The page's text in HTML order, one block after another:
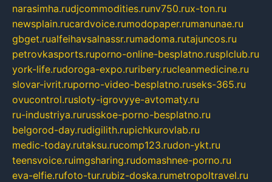
narasimha.rudjcommodities.runv750.rux-ton.ru
newsplain.rucardvoice.rumodopaper.rumanunae.ru
gbget.rualfeihavsalnassr.rumadoma.rutajuncos.ru
petrovkasports.ruporno-online-besplatno.rusplclub.ru
york-life.rudoroga-expo.ruribery.rucleanmedicine.ru
slovar-ivrit.ruporno-video-besplatno.ruseks-365.ru
ovucontrol.rusloty-igrovyye-avtomaty.ru
ru-industriya.rurusskoe-porno-besplatno.ru
belgorod-day.rudigilith.rupichkurovlab.ru
medic-today.rutaksu.rucomp123.rudon-ykt.ru
teensvoice.ruimgsharing.rudomashnee-porno.ru
eva-elfie.rufoto-tur.rubiz-doska.rumetropoltravel.ru